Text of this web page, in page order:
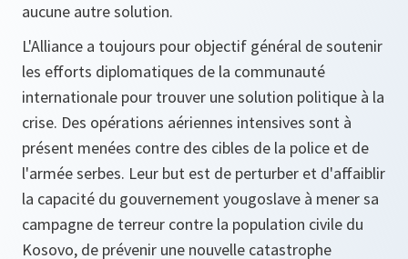
aucune autre solution.
L'Alliance a toujours pour objectif général de soutenir
les efforts diplomatiques de la communauté
internationale pour trouver une solution politique à la
crise. Des opérations aériennes intensives sont à
présent menées contre des cibles de la police et de
l'armée serbes. Leur but est de perturber et d'affaiblir
la capacité du gouvernement yougoslave à mener sa
campagne de terreur contre la population civile du
Kosovo, de prévenir une nouvelle catastrophe